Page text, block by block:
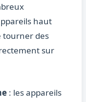
haut
tourner des
sur
: les appareils